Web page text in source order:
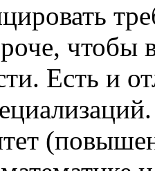
чтобы
Есть и